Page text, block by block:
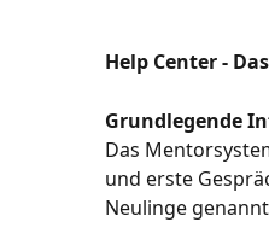
Help Center -
Grundlegende
Das
und erste
Neulinge